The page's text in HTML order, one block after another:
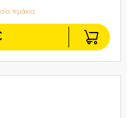
τεμάχια